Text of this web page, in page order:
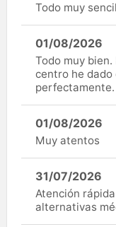
Todo muy
01/08/2026
Todo muy
centro he dado
perfectamente.
01/08/2026
Muy atentos
31/07/2026
Atención
alternativas